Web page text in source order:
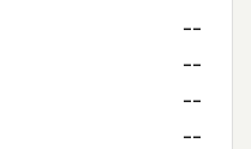
--
--
--
--